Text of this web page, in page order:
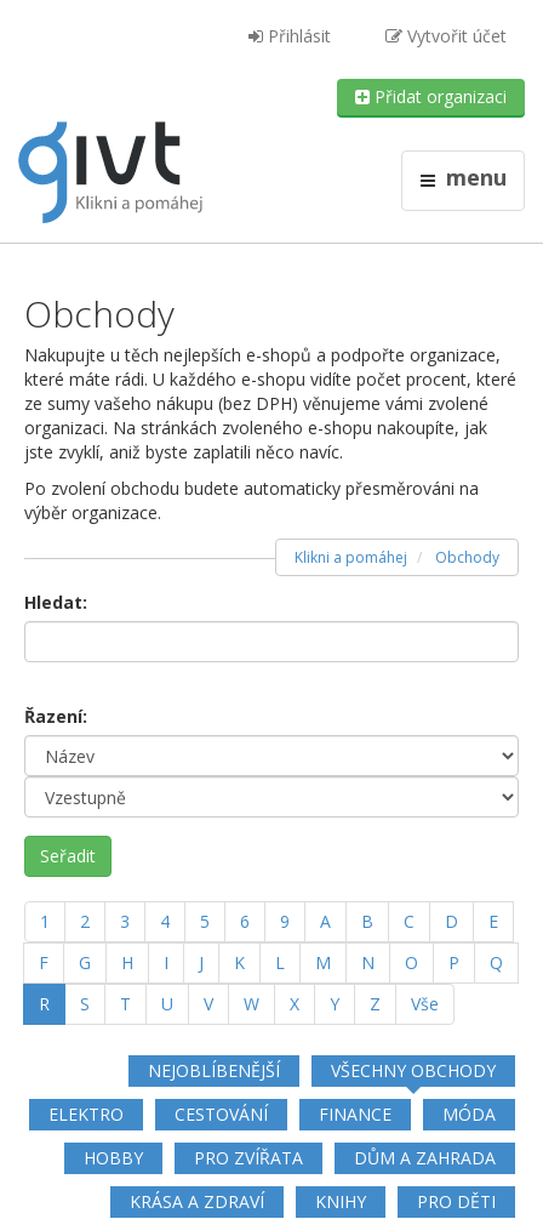
Přihlásit Vytvořit účet
Přidat organizaci
menu
Obchody
Nakupujte u těch nejlepších e-shopů a podpořte organizace,
které máte rádi. U každého e-shopu vidíte počet procent, které
ze sumy vašeho nákupu (bez DPH) věnujeme vámi zvolené
organizaci. Na stránkách zvoleného e-shopu nakoupíte, jak
jste zvyklí, aniž byste zaplatili něco navíc.
Po zvolení obchodu budete automaticky přesměrováni na
výběr organizace.
Klikni a pomáhej Obchody
Hledat:
Řazení:
Seřadit
1 2 3 4 5 6 9 A B C D
E
F
G H I J K L M N O P
Q
R (current)
S T U V W X Y Z Vše
NEJOBLÍBENĚJŠÍ
VŠECHNY OBCHODY
ELEKTRO
CESTOVÁNÍ FINANCE
MÓDA
HOBBY
PRO ZVÍŘATA
DŮM A ZAHRADA
KRÁSA A ZDRAVÍ
KNIHY
PRO DĚTI